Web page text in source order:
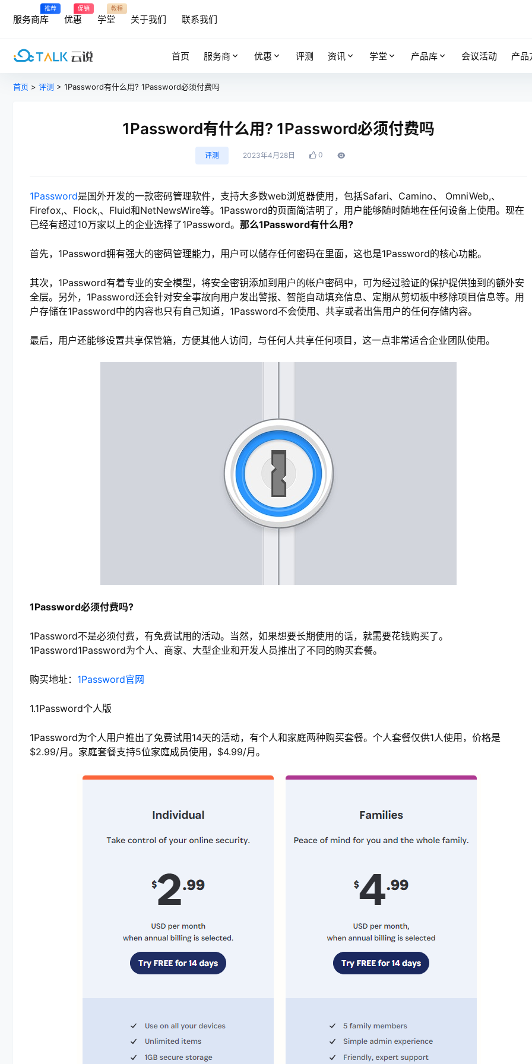
推荐
服务商库
促销
优惠
教程
学堂 关于我们 联系我们
首页 服务商 优惠 评测 资讯 学堂 产品库 会议活动 产品
首页 > 评测 > 1Password有什么用? 1Password必须付费吗
1Password有什么用? 1Password必须付费吗
评测 2023年4月28日 0
1Password是国外开发的一款密码管理软件，支持大多数web浏览器使用，包括Safari、Camino、 OmniWeb,、
Firefox,、Flock,、Fluid和NetNewsWire等。1Password的页面简洁明了，用户能够随时随地在任何设备上使用。现在
已经有超过10万家以上的企业选择了1Password。 那么1Password有什么用?
首先，1Password拥有强大的密码管理能力，用户可以储存任何密码在里面，这也是1Password的核心功能。
其次，1Password有着专业的安全模型，将安全密钥添加到用户的帐户密码中，可为经过验证的保护提供独到的额外安
全层。另外，1Password还会针对安全事故向用户发出警报、智能自动填充信息、定期从剪切板中移除项目信息等。用
户存储在1Password中的内容也只有自己知道，1Password不会使用、共享或者出售用户的任何存储内容。
最后，用户还能够设置共享保管箱，方便其他人访问，与任何人共享任何项目，这一点非常适合企业团队使用。
1Password必须付费吗?
1Password不是必须付费，有免费试用的活动。当然，如果想要长期使用的话，就需要花钱购买了。
1Password1Password为个人、商家、大型企业和开发人员推出了不同的购买套餐。
购买地址： 1Password官网
1.1Password个人版
1Password为个人用户推出了免费试用14天的活动，有个人和家庭两种购买套餐。个人套餐仅供1人使用，价格是
$2.99/月。家庭套餐支持5位家庭成员使用，$4.99/月。